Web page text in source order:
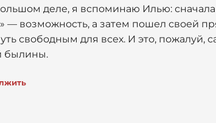
деле, я вспоминаю Илью: сначала
— возможность, а затем пошел своей
свободным для всех. И это, пожалуй,
былины.